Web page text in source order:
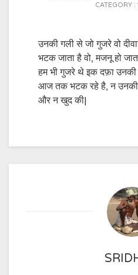
CATEGORY :
उनकी गली से जो गुजरे वो
भटक जाता है वो, मजनू हो
हम भी गुजरे थे इक दफ़ा
आज तक भटक रहे है, न
और न खुद की|